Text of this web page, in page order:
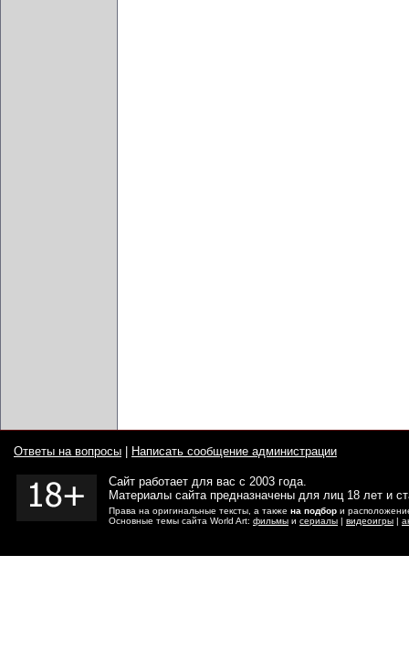
Ответы на вопросы Написать сообщение администрации
Сайт работает для вас с 2003 года.
Материалы сайта предназначены для лиц 18 лет и
Права на оригинальные тексты, а также на подбор и
Основные темы сайта World Art: фильмы и сериалы | видеоигры |